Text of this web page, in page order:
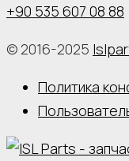
+90 535 607 08 88
© 2016-2025
Политика